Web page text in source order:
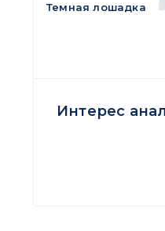
Темная лошадка
Интерес